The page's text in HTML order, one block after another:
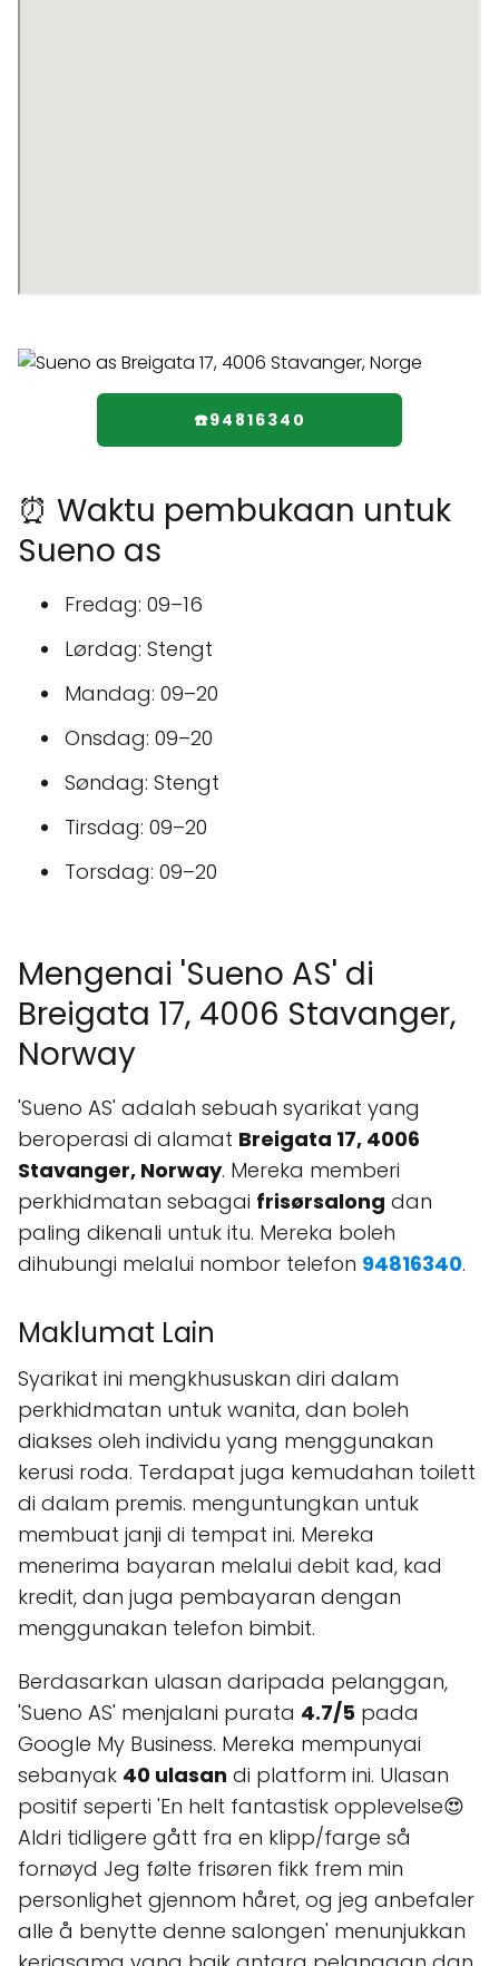
☎️94816340
⏰ Waktu pembukaan untuk
Sueno as
Fredag: 09–16
Lørdag: Stengt
Mandag: 09–20
Onsdag: 09–20
Søndag: Stengt
Tirsdag: 09–20
Torsdag: 09–20
Mengenai 'Sueno AS' di
Breigata 17, 4006 Stavanger,
Norway
'Sueno AS' adalah sebuah syarikat yang
beroperasi di alamat Breigata 17, 4006
Stavanger, Norway. Mereka memberi
perkhidmatan sebagai frisørsalong dan
paling dikenali untuk itu. Mereka boleh
dihubungi melalui nombor telefon 94816340.
Maklumat Lain
Syarikat ini mengkhususkan diri dalam
perkhidmatan untuk wanita, dan boleh
diakses oleh individu yang menggunakan
kerusi roda. Terdapat juga kemudahan toilett
di dalam premis. menguntungkan untuk
membuat janji di tempat ini. Mereka
menerima bayaran melalui debit kad, kad
kredit, dan juga pembayaran dengan
menggunakan telefon bimbit.
Berdasarkan ulasan daripada pelanggan,
'Sueno AS' menjalani purata 4.7/5 pada
Google My Business. Mereka mempunyai
sebanyak 40 ulasan di platform ini. Ulasan
positif seperti 'En helt fantastisk opplevelse😍
Aldri tidligere gått fra en klipp/farge så
fornøyd Jeg følte frisøren fikk frem min
personlighet gjennom håret, og jeg anbefaler
alle å benytte denne salongen' menunjukkan